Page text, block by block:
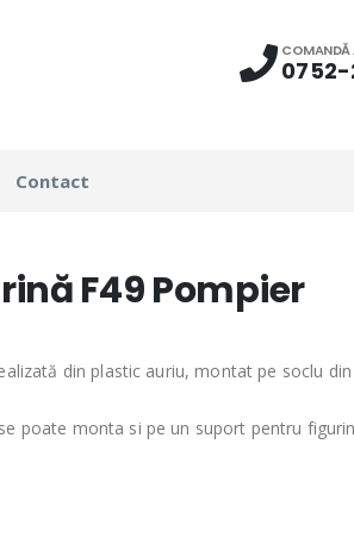
COMANDĂ
0752-
Contact
F49 Pompier
din plastic auriu, montat pe soclu
poate monta si pe un suport pentru